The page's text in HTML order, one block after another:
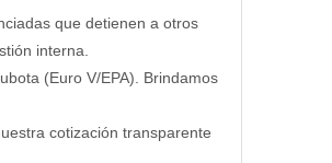
que detienen a otros
interna.
(Euro V/EPA). Brindamos
cotización transparente